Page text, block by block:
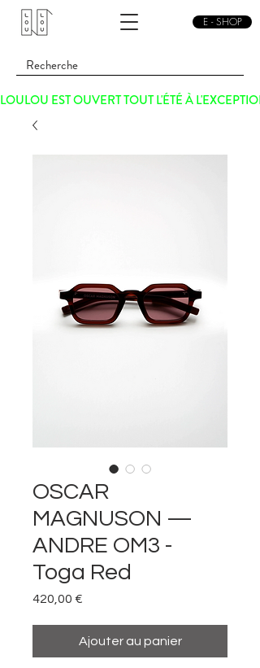
E - SHOP
LOULOU EST OUVERT TOUT L'ÉTÉ À
OSCAR
MAGNUSON —
ANDRE OM3 -
Toga Red
420,00 €
Ajouter au panier